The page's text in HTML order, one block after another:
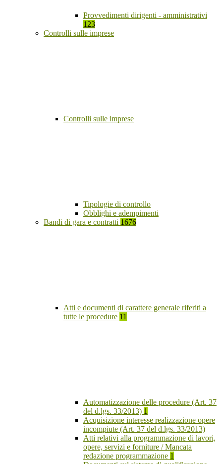
Provvedimenti dirigenti - amministrativi
123
Controlli sulle imprese
Controlli sulle imprese
Tipologie di controllo
Obblighi e adempimenti
Bandi di gara e contratti 1676
Atti e documenti di carattere generale riferiti a
tutte le procedure 11
Automatizzazione delle procedure (Art. 37
del d.lgs. 33/2013) 1
Acquisizione interesse realizzazione opere
incompiute (Art. 37 del d.lgs. 33/2013)
Atti relativi alla programmazione di lavori,
opere, servizi e forniture / Mancata
redazione programmazione 1